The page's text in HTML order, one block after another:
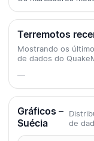
Terremotos
Mostrando os
de dados do
—
Gráficos –
Suécia
de